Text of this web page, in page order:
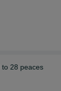
to 28 peaces